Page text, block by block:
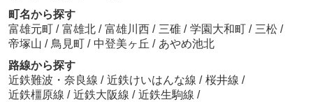
町名から探す
富雄元町 / 富雄北 / 富雄川西 / 三碓 / 学園大和町 / 三松 /
帝塚山 / 鳥見町 / 中登美ヶ丘 / あやめ池北
路線から探す
近鉄難波・奈良線 / 近鉄けいはんな線 / 桜井線 /
近鉄橿原線 / 近鉄大阪線 / 近鉄生駒線 /